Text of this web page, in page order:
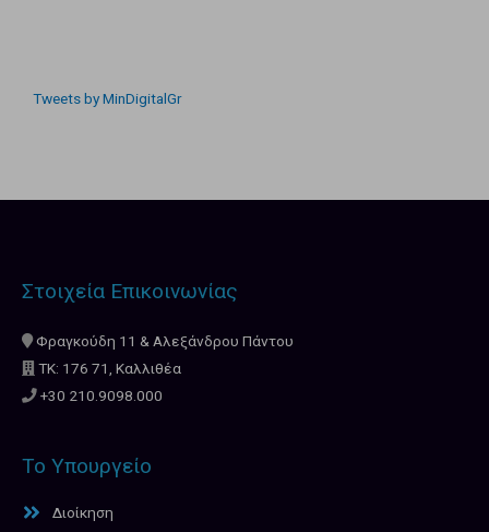
Tweets by MinDigitalGr
Στοιχεία Επικοινωνίας
Φραγκούδη 11 & Αλεξάνδρου Πάντου
ΤΚ: 176 71, Καλλιθέα
+30 210.9098.000
Το Υπουργείο
Διοίκηση